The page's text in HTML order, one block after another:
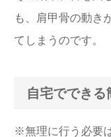
も、肩甲骨の動き
てしまうのです。
自宅でできる
※無理に行う必要